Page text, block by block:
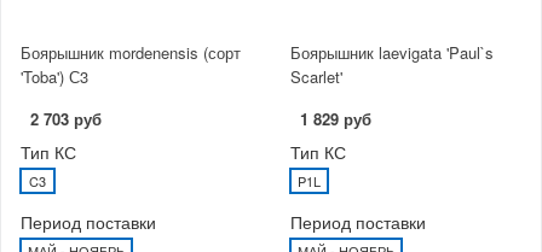
Боярышник mordenensis (сорт
'Toba') С3
2 703 руб
Тип КС
C3
Период поставки
Боярышник laevigata 'Paul`s
Scarlet'
1 829 руб
Тип КС
P1L
Период поставки